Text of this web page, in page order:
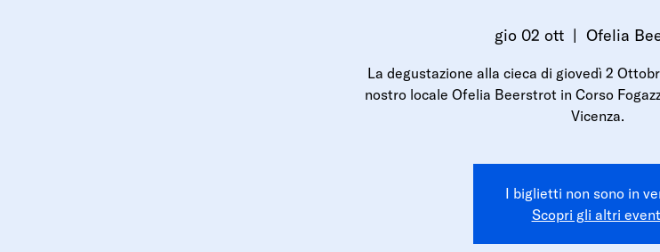
gio 02 ott
  |
Ofelia
La degustazione alla cieca di giovedì 2
nostro locale Ofelia Beerstrot in Corso
Vicenza.
I biglietti non sono in
Scopri gli altri